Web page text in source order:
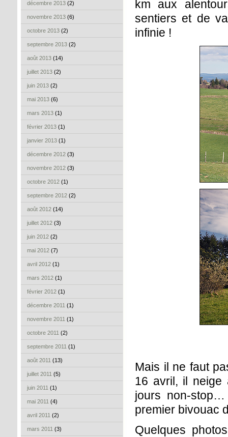
décembre 2013 (2)
novembre 2013 (6)
octobre 2013 (2)
septembre 2013 (2)
août 2013 (14)
juillet 2013 (2)
juin 2013 (2)
mai 2013 (6)
mars 2013 (1)
février 2013 (1)
janvier 2013 (1)
décembre 2012 (3)
novembre 2012 (3)
octobre 2012 (1)
septembre 2012 (2)
août 2012 (14)
juillet 2012 (3)
juin 2012 (2)
mai 2012 (7)
avril 2012 (1)
mars 2012 (1)
février 2012 (1)
décembre 2011 (1)
novembre 2011 (1)
octobre 2011 (2)
septembre 2011 (1)
août 2011 (13)
juillet 2011 (5)
juin 2011 (1)
mai 2011 (4)
avril 2011 (2)
mars 2011 (3)
km aux
sentiers et de
infinie !
Mais il ne faut
16 avril, il neige
jours non-
premier bivouac
Quelques